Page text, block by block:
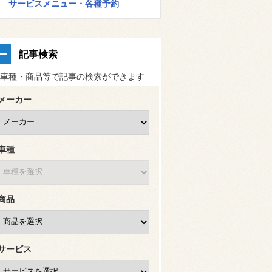
サービスメニュー・各種予約
記事検索
種・商品等で記事の検索ができます
ーカー
種
品
ービス